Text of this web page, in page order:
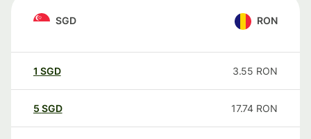
SGD RON
1 SGD 3.55 RON
5 SGD 17.74 RON